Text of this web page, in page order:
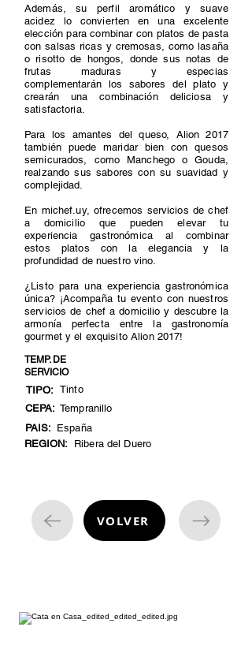
Además, su perfil aromático y suave
acidez lo convierten en una excelente
elección para combinar con platos de pasta
con salsas ricas y cremosas, como lasaña
o risotto de hongos, donde sus notas de
frutas maduras y especias
complementarán los sabores del plato y
crearán una combinación deliciosa y
satisfactoria.
Para los amantes del queso, Alion 2017
también puede maridar bien con quesos
semicurados, como Manchego o Gouda,
realzando sus sabores con su suavidad y
complejidad.
En michef.uy, ofrecemos servicios de chef
a domicilio que pueden elevar tu
experiencia gastronómica al combinar
estos platos con la elegancia y la
profundidad de nuestro vino.
¿Listo para una experiencia gastronómica
única? ¡Acompaña tu evento con nuestros
servicios de chef a domicilio y descubre la
armonía perfecta entre la gastronomía
gourmet y el exquisito Alion 2017!
TEMP. DE
SERVICIO
TIPO: Tinto
CEPA: Tempranillo
PAIS: España
REGION:
Ribera del Duero
VOLVER